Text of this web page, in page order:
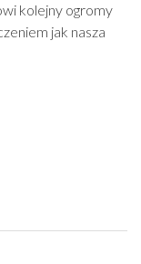
kolejny ogromy
jak nasza